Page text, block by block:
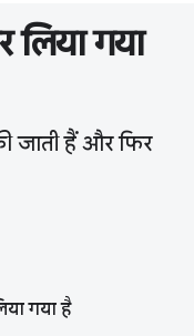
गया
जाती हैं और फिर
गया है